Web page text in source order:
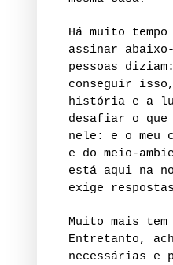
Há muito
assinar
pessoas
conseguir
história e a
desafiar o que
nele: e o meu
e do meio-
está aqui na
exige
Muito mais
Entretanto,
necessárias e